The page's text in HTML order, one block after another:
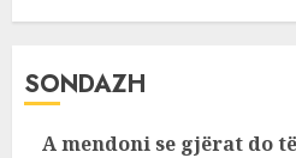
SONDAZH
A mendoni se gjërat do